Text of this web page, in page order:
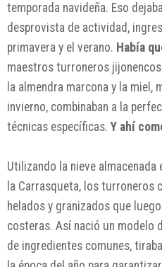
temporada navideña. Eso
desprovista de actividad,
primavera y el verano. Había
maestros turroneros
la almendra marcona y la miel,
invierno, combinaban a la
técnicas específicas.Y ahí
Utilizando la nieve
la Carrasqueta, los turroneros
helados y granizados que
costeras. Así nació un modelo
de ingredientes comunes,